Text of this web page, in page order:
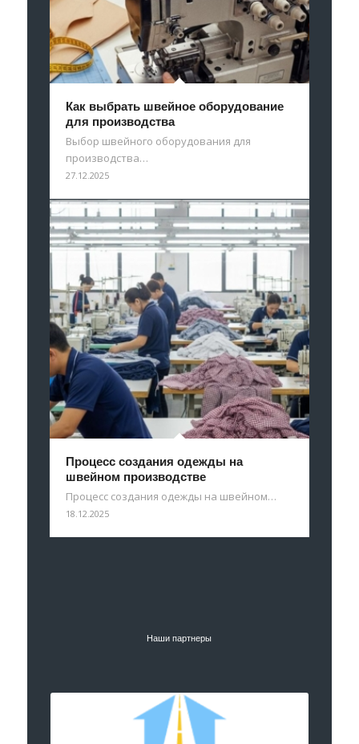
Как выбрать швейное оборудование
для производства
Выбор швейного оборудования для
производства…
27.12.2025
Процесс создания одежды на
швейном производстве
Процесс создания одежды на швейном…
18.12.2025
Наши партнеры